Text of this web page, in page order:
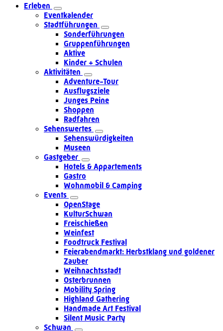
Erleben
Eventkalender
Stadtführungen
Sonderführungen
Gruppenführungen
Aktive
Kinder + Schulen
Aktivitäten
Adventure-Tour
Ausflugsziele
Junges Peine
Shoppen
Radfahren
Sehenswertes
Sehenswürdigkeiten
Museen
Gastgeber
Hotels & Appartements
Gastro
Wohnmobil & Camping
Events
OpenStage
KulturSchwan
Freischießen
Weinfest
Foodtruck Festival
Feierabendmarkt: Herbstklang und goldener
Zauber
Weihnachtsstadt
Osterbrunnen
Mobility Spring
Highland Gathering
Handmade Art Festival
Silent Music Party
Schwan